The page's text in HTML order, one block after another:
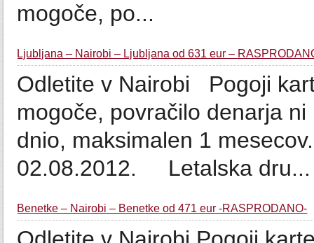
mogoče, po...
Ljubljana – Nairobi – Ljubljana od 631 eur –
Odletite v Nairobi Pogoji
mogoče, povračilo denarja
dnio, maksimalen 1
02.08.2012. Letalska dru...
Benetke – Nairobi – Benetke od 471 eur -RASPRODANO-